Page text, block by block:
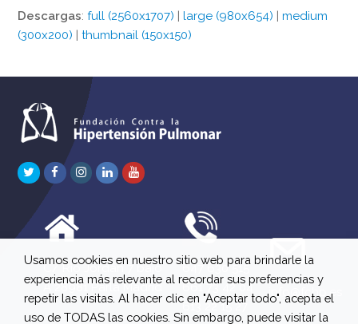
Descargas:full (2560x1707) |large (980x654) |medium
(300x200) |thumbnail (150x150)
TwitterFacebook
Instagram
LinkedInYoutube
C/ Río Jordán 7 bajo
A 28981 Parla Madrid
647 630 515
661 73 42 04
613 22 15 27
info@fchp.es
Usamos cookies en nuestro sitio web para brindarle la
experiencia más relevante al recordar sus preferencias y
repetir las visitas. Al hacer clic en "Aceptar todo", acepta el
uso de TODAS las cookies. Sin embargo, puede visitar la